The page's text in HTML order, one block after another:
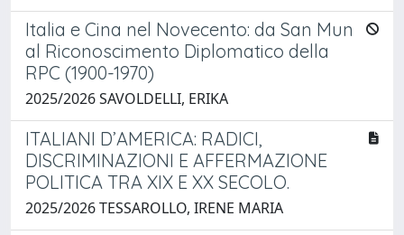
Italia e Cina nel Novecento: da San Mun
al Riconoscimento Diplomatico della
RPC (1900-1970)
2025/2026 SAVOLDELLI, ERIKA
ITALIANI D’AMERICA: RADICI,
DISCRIMINAZIONI E AFFERMAZIONE
POLITICA TRA XIX E XX SECOLO.
2025/2026 TESSAROLLO, IRENE MARIA